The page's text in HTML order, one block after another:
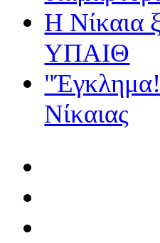
Η Νίκαια
ΥΠΑΙΘ
"Έγκλημα!
Νίκαιας